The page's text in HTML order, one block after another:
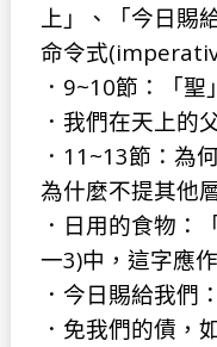
上」、「今日賜
命令式
．9~10節：「
．我們在天上的
．11~13節：為
為什麼不提其他
．日用的食物：
一3)中，這字應
．今日賜給我們
．免我們的債，